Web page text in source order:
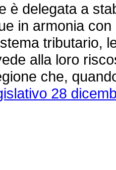
delegata a
in armonia
tributario,
alla loro
che,
28